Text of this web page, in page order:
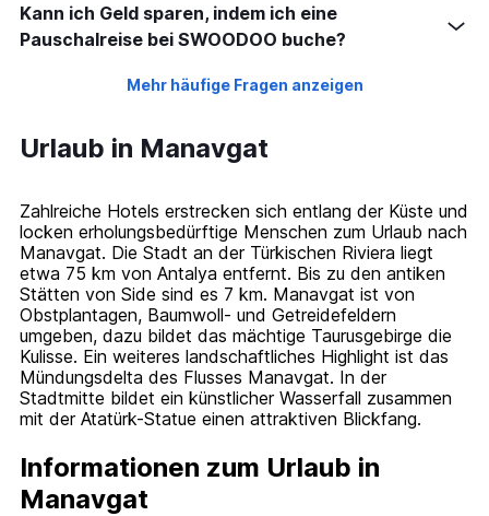
Kann ich Geld sparen, indem ich eine
Pauschalreise bei SWOODOO buche?
Mehr häufige Fragen anzeigen
Urlaub in Manavgat
Zahlreiche Hotels erstrecken sich entlang der Küste und
locken erholungsbedürftige Menschen zum Urlaub nach
Manavgat. Die Stadt an der Türkischen Riviera liegt
etwa 75 km von Antalya entfernt. Bis zu den antiken
Stätten von Side sind es 7 km. Manavgat ist von
Obstplantagen, Baumwoll- und Getreidefeldern
umgeben, dazu bildet das mächtige Taurusgebirge die
Kulisse. Ein weiteres landschaftliches Highlight ist das
Mündungsdelta des Flusses Manavgat. In der
Stadtmitte bildet ein künstlicher Wasserfall zusammen
mit der Atatürk-Statue einen attraktiven Blickfang.
Informationen zum Urlaub in
Manavgat